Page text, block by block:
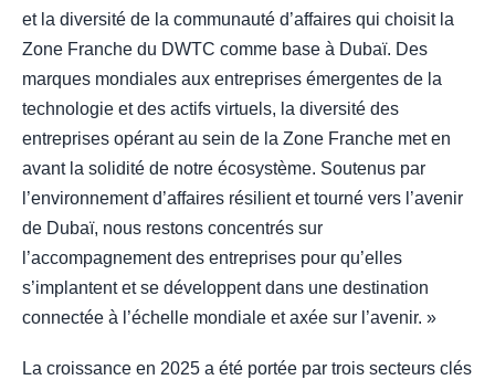
et la diversité de la communauté d’affaires qui choisit la
Zone Franche du DWTC comme base à Dubaï. Des
marques mondiales aux entreprises émergentes de la
technologie et des actifs virtuels, la diversité des
entreprises opérant au sein de la Zone Franche met en
avant la solidité de notre écosystème. Soutenus par
l’environnement d’affaires résilient et tourné vers l’avenir
de Dubaï, nous restons concentrés sur
l’accompagnement des entreprises pour qu’elles
s’implantent et se développent dans une destination
connectée à l’échelle mondiale et axée sur l’avenir. »
La croissance en 2025 a été portée par trois secteurs clés